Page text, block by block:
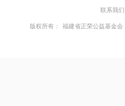
联系我们
版权所有： 福建省正荣公益基金会